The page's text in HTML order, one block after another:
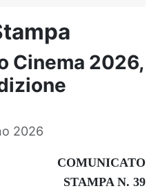
Cinema 2026,
2026
COMUNICATO
STAMPA N. 39